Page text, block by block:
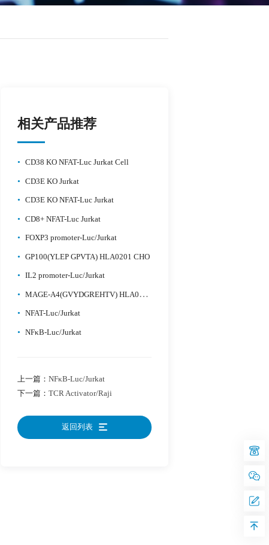
相关产品推荐
• CD38 KO NFAT-Luc Jurkat Cell
• CD3E KO Jurkat
• CD3E KO NFAT-Luc Jurkat
• CD8+ NFAT-Luc Jurkat
• FOXP3 promoter-Luc/Jurkat
• GP100(YLEP GPVTA) HLA0201 CHO
• IL2 promoter-Luc/Jurkat
• MAGE-A4(GVYDGREHTV) HLA0201 CHO
• NFAT-Luc/Jurkat
• NFκB-Luc/Jurkat
上一篇： NFκB-Luc/Jurkat
下一篇： TCR Activator/Raji
返回列表